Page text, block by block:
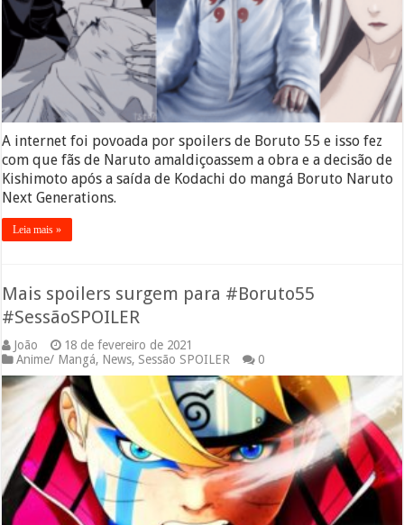
A internet foi povoada por spoilers de Boruto 55 e isso fez
com que fãs de Naruto amaldiçoassem a obra e a decisão de
Kishimoto após a saída de Kodachi do mangá Boruto Naruto
Next Generations.
Leia mais »
Mais spoilers surgem para #Boruto55
#SessãoSPOILER
João
18 de fevereiro de 2021
Anime/ Mangá, News, Sessão SPOILER 0